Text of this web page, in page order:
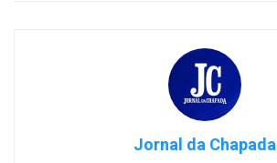
Jornal da Chapada